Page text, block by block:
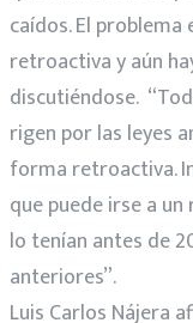
caídos. El problema
retroactiva y aún
discutiéndose.
rigen por las leyes
forma retroactiva.
que puede irse a
lo tenían antes de
anteriores”.
Luis Carlos Nájera